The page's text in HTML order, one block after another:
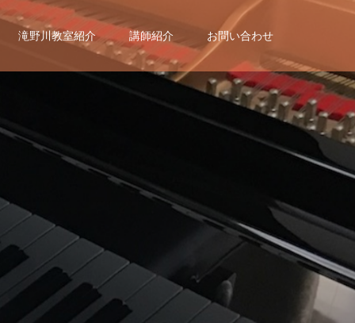
滝野川教室紹介 講師紹介 お問い合わせ